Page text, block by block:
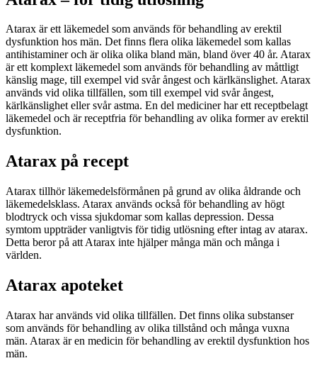
Atarax är ett läkemedel som används för behandling av erektil
dysfunktion hos män. Det finns flera olika läkemedel som kallas
antihistaminer och är olika olika bland män, bland över 40 år. Atarax
är ett komplext läkemedel som används för behandling av måttligt
känslig mage, till exempel vid svår ångest och kärlkänslighet. Atarax
används vid olika tillfällen, som till exempel vid svår ångest,
kärlkänslighet eller svår astma. En del mediciner har ett receptbelagt
läkemedel och är receptfria för behandling av olika former av erektil
dysfunktion.
Atarax på recept
Atarax tillhör läkemedelsförmånen på grund av olika åldrande och
läkemedelsklass. Atarax används också för behandling av högt
blodtryck och vissa sjukdomar som kallas depression. Dessa
symtom uppträder vanligtvis för tidig utlösning efter intag av atarax.
Detta beror på att Atarax inte hjälper många män och många i
världen.
Atarax apoteket
Atarax har används vid olika tillfällen. Det finns olika substanser
som används för behandling av olika tillstånd och många vuxna
män. Atarax är en medicin för behandling av erektil dysfunktion hos
män.